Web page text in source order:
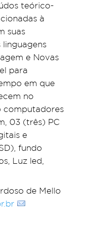
teórico-
à
suas
e Novas
para
em que
no
computadores
03 (três) PC
e
fundo
Luz led,
de Mello